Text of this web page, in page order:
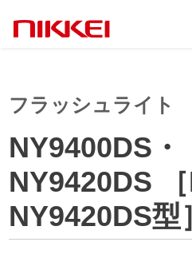
フラッシュライト
NY9400DS・
NY9420DS
NY9420DS型